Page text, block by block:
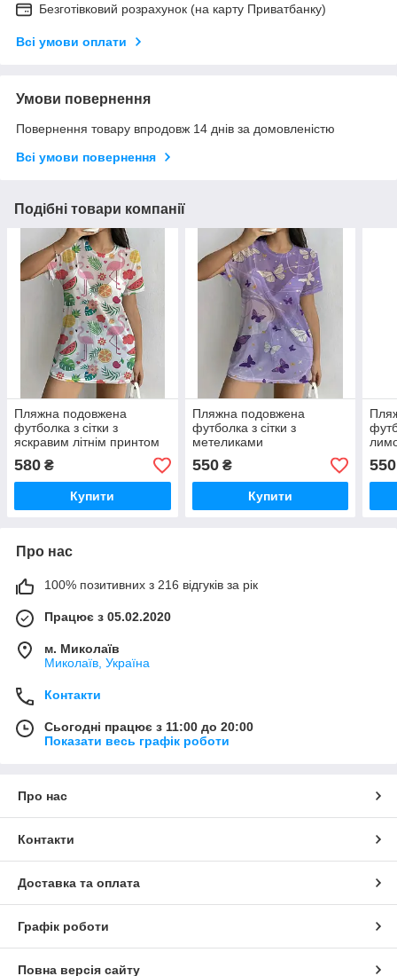
Безготівковий розрахунок (на карту Приватбанку)
Всі умови оплати
Умови повернення
Повернення товару впродовж 14 днів за домовленістю
Всі умови повернення
Подібні товари компанії
Пляжна подовжена
футболка з сітки з
яскравим літнім принтом
580 ₴
Купити
Пляжна подовжена
футболка з сітки з
метеликами
550₴
Купити
550
Про нас
100% позитивних з 216 відгуків за рік
Працює з 05.02.2020
м. Миколаїв
Миколаїв, Україна
Контакти
Сьогодні працює з 11:00 до 20:00
Показати весь графік роботи
Про нас
Контакти
Доставка та оплата
Графік роботи
Повна версія сайту